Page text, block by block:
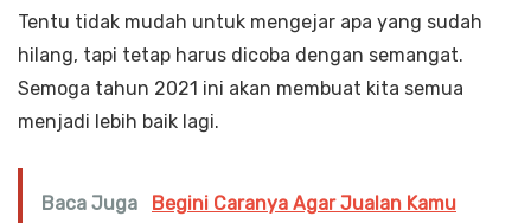
Tentu tidak mudah untuk mengejar apa yang sudah
hilang, tapi tetap harus dicoba dengan semangat.
Semoga tahun 2021 ini akan membuat kita semua
menjadi lebih baik lagi.
Baca Juga
Begini Caranya Agar Jualan Kamu